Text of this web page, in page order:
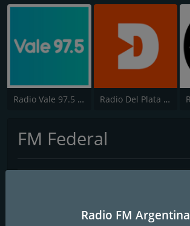
Radio Vale 97.5 FM Radio Del Plata 1030 AM
FM Federal
Radio FM Argentina